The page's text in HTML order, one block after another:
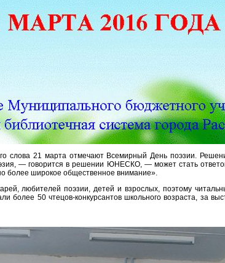
слова 21 марта отмечают Всемирный День поэзии.
— говорится в решении ЮНЕСКО, — может стать
более широкое общественное внимание».
любителей поэзии, детей и взрослых, поэтому
более 50 чтецов-конкурсантов школьного возраста, за